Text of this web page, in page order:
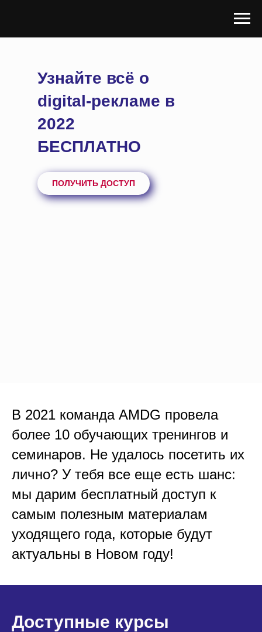
ПОЛУЧИТЬ ДОСТУП
Узнайте всё о
digital-рекламе в
2022
БЕСПЛАТНО
В 2021 команда AMDG провела
более 10 обучающих тренингов и
семинаров. Не удалось посетить их
лично? У тебя все еще есть шанс:
мы дарим бесплатный доступ к
самым полезным материалам
уходящего года, которые будут
актуальны в Новом году!
Доступные курсы